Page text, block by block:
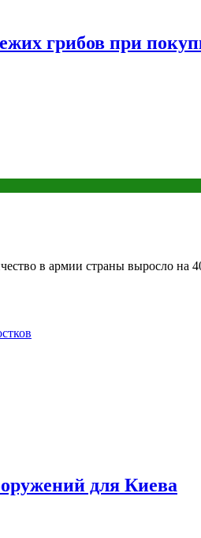
грибов при
в армии страны выросло на
для Киева